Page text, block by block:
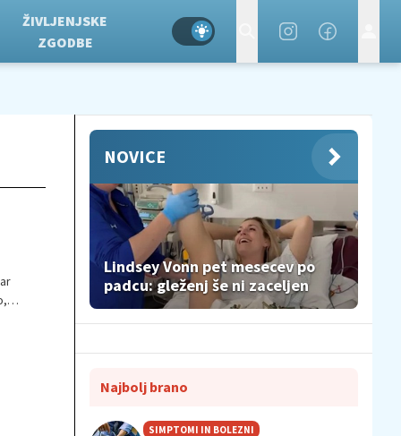
ŽIVLJENJSKE
ZGODBE
NOVICE
Lindsey Vonn pet mesecev po
padcu: gleženj še ni zaceljen
Najbolj brano
SIMPTOMI IN BOLEZNI